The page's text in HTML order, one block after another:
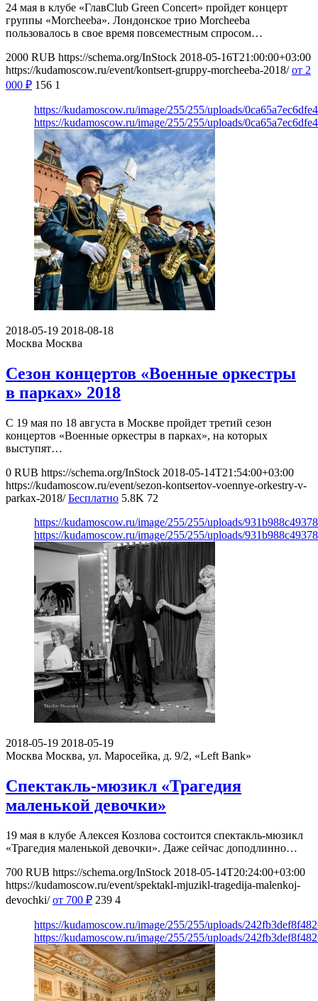
24 мая в клубе «ГлавClub Green Concert» пройдет концерт
группы «Morcheeba». Лондонское трио Morcheeba
пользовалось в свое время повсеместным спросом…
2000 RUB https://schema.org/InStock 2018-05-16T21:00:00+03:00
https://kudamoscow.ru/event/kontsert-gruppy-morcheeba-2018/ от 2
000 ₽ 156 1
https://kudamoscow.ru/image/255/255/uploads/
https://kudamoscow.ru/image/255/255/uploads/
2018-05-19 2018-08-18
Москва Москва
Сезон концертов «Военные оркестры
в парках» 2018
С 19 мая по 18 августа в Москве пройдет третий сезон
концертов «Военные оркестры в парках», на которых
выступят…
0 RUB https://schema.org/InStock 2018-05-14T21:54:00+03:00
https://kudamoscow.ru/event/sezon-kontsertov-voennye-orkestry-v-
parkax-2018/ Бесплатно 5.8K 72
https://kudamoscow.ru/image/255/255/uploads/
https://kudamoscow.ru/image/255/255/uploads/
2018-05-19 2018-05-19
Москва Москва, ул. Маросейка, д. 9/2, «Left Bank»
Спектакль-мюзикл «Трагедия
маленькой девочки»
19 мая в клубе Алексея Козлова состоится спектакль-мюзикл
«Трагедия маленькой девочки». Даже сейчас доподлинно…
700 RUB https://schema.org/InStock 2018-05-14T20:24:00+03:00
https://kudamoscow.ru/event/spektakl-mjuzikl-tragedija-malenkoj-
devochki/ от 700 ₽ 239 4
https://kudamoscow.ru/image/255/255/uploads/
https://kudamoscow.ru/image/255/255/uploads/